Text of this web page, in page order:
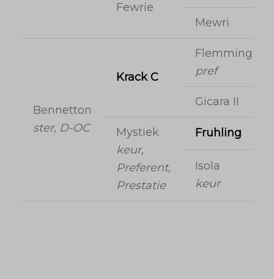
Fewrie
Mewri
Bennetton
ster, D-OC
Krack C
Flemmingh
pref
Gicara II
Mystiek
keur,
Preferent,
Prestatie
Fruhling
Isola
keur